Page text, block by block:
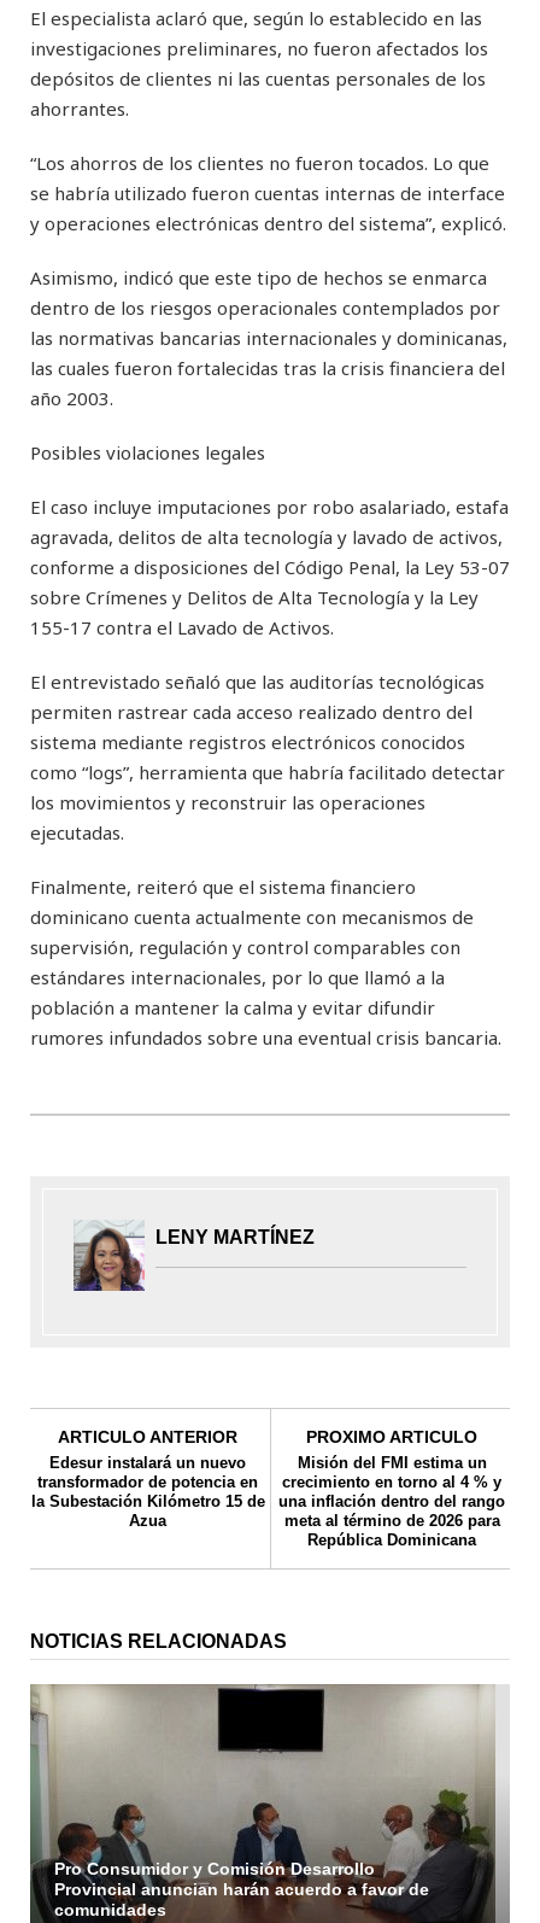
El especialista aclaró que, según lo establecido en las
investigaciones preliminares, no fueron afectados los
depósitos de clientes ni las cuentas personales de los
ahorrantes.
“Los ahorros de los clientes no fueron tocados. Lo que
se habría utilizado fueron cuentas internas de interface
y operaciones electrónicas dentro del sistema”, explicó.
Asimismo, indicó que este tipo de hechos se enmarca
dentro de los riesgos operacionales contemplados por
las normativas bancarias internacionales y dominicanas,
las cuales fueron fortalecidas tras la crisis financiera del
año 2003.
Posibles violaciones legales
El caso incluye imputaciones por robo asalariado, estafa
agravada, delitos de alta tecnología y lavado de activos,
conforme a disposiciones del Código Penal, la Ley 53-07
sobre Crímenes y Delitos de Alta Tecnología y la Ley
155-17 contra el Lavado de Activos.
El entrevistado señaló que las auditorías tecnológicas
permiten rastrear cada acceso realizado dentro del
sistema mediante registros electrónicos conocidos
como “logs”, herramienta que habría facilitado detectar
los movimientos y reconstruir las operaciones
ejecutadas.
Finalmente, reiteró que el sistema financiero
dominicano cuenta actualmente con mecanismos de
supervisión, regulación y control comparables con
estándares internacionales, por lo que llamó a la
población a mantener la calma y evitar difundir
rumores infundados sobre una eventual crisis bancaria.
LENY MARTÍNEZ
ARTICULO ANTERIOR
Edesur instalará un nuevo
transformador de potencia en
la Subestación Kilómetro 15 de
Azua
PROXIMO ARTICULO
Misión del FMI estima un
crecimiento en torno al 4 % y
una inflación dentro del rango
meta al término de 2026 para
República Dominicana
NOTICIAS RELACIONADAS
Pro Consumidor y Comisión Desarrollo
Provincial anuncian harán acuerdo a favor de
comunidades